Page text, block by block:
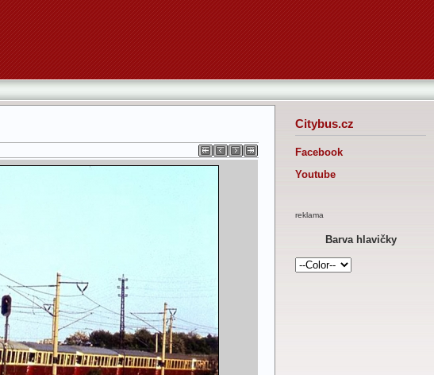
Citybus.cz
Facebook
Youtube
reklama
Barva hlavičky